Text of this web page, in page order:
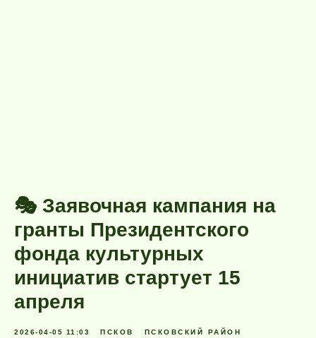
🎭 Заявочная кампания на
гранты Президентского
фонда культурных
инициатив стартует 15
апреля
2026-04-05 11:03 ПСКОВ ПСКОВСКИЙ РАЙОН